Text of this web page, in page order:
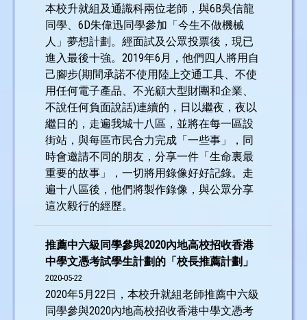
本校升就組及通識科兩位老師，與6B吳信龍
同學、6D朱偉迅同學參加「今生不做機械
人」夢想計劃。經面試及公眾投票後，現已
進入最後十強。2019年6月，他們四人將用自
己腳步(期間承諾不使用陸上交通工具、不使
用任何電子產品、不光顧大型財團和企業、
不說任何負面說話)連續的，日以繼夜，夜以
繼日的，走遍我城十八區，並將在每一區設
街站，與每區市民合力完成「一些事」，同
時會邀請不同的朋友，分享一件「生命裏最
重要的故事」，一切將用錄像好好記錄。走
遍十八區後，他們將製作錄像，與公眾分享
這次毅行的經歷。
推薦中六級同學參與2020內地高校招收香港
中學文憑考試學生計劃的「校長推薦計劃」
2020-05-22
2020年5月22日，本校升就組老師推薦中六級
同學參與2020內地高校招收香港中學文憑考